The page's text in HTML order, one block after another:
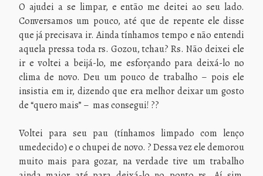
O ajudei a se limpar, e então me deitei ao seu lado.
Conversamos um pouco, até que de repente ele disse
que já precisava ir. Ainda tínhamos tempo e não entendi
aquela pressa toda rs. Gozou, tchau? Rs. Não deixei ele
ir e voltei a beijá-lo, me esforçando para deixá-lo no
clima de novo. Deu um pouco de trabalho – pois ele
insistia em ir, dizendo que era melhor deixar um gosto
de “quero mais” – mas consegui! ??
Voltei para seu pau (tínhamos limpado com lenço
umedecido) e o chupei de novo. ? Dessa vez ele demorou
muito mais para gozar, na verdade tive um trabalho